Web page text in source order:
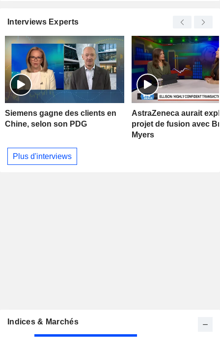
Interviews Experts
Siemens gagne des clients en
Chine, selon son PDG
AstraZeneca aurait
projet de fusion avec
Myers
Plus d'interviews
Indices & Marchés